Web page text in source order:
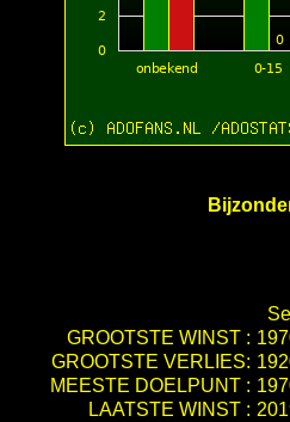
GROOTSTE WINST :
GROOTSTE VERLIES:
MEESTE DOELPUNT :
LAATSTE WINST :